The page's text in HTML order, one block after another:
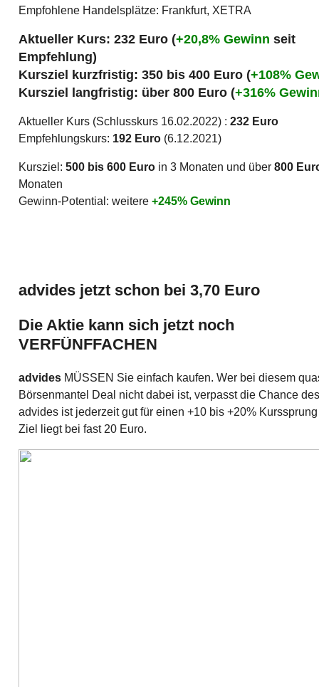
Empfohlene Handelsplätze: Frankfurt, XETRA
Aktueller Kurs: 232 Euro (+20,8% Gewinn seit
Empfehlung)
Kursziel kurzfristig: 350 bis 400 Euro (+108%
Kursziel langfristig: über 800 Euro (+316%
Aktueller Kurs (Schlusskurs 16.02.2022) : 232 Euro
Empfehlungskurs: 192 Euro (6.12.2021)
Kursziel: 500 bis 600 Euro in 3 Monaten und über 800
Monaten
Gewinn-Potential: weitere +245% Gewinn
advides jetzt schon bei 3,70 Euro
Die Aktie kann sich jetzt noch
VERFÜNFFACHEN
advides MÜSSEN Sie einfach kaufen. Wer bei diesem
Börsenmantel Deal nicht dabei ist, verpasst die Chance
advides ist jederzeit gut für einen +10 bis +20%
Ziel liegt bei fast 20 Euro.